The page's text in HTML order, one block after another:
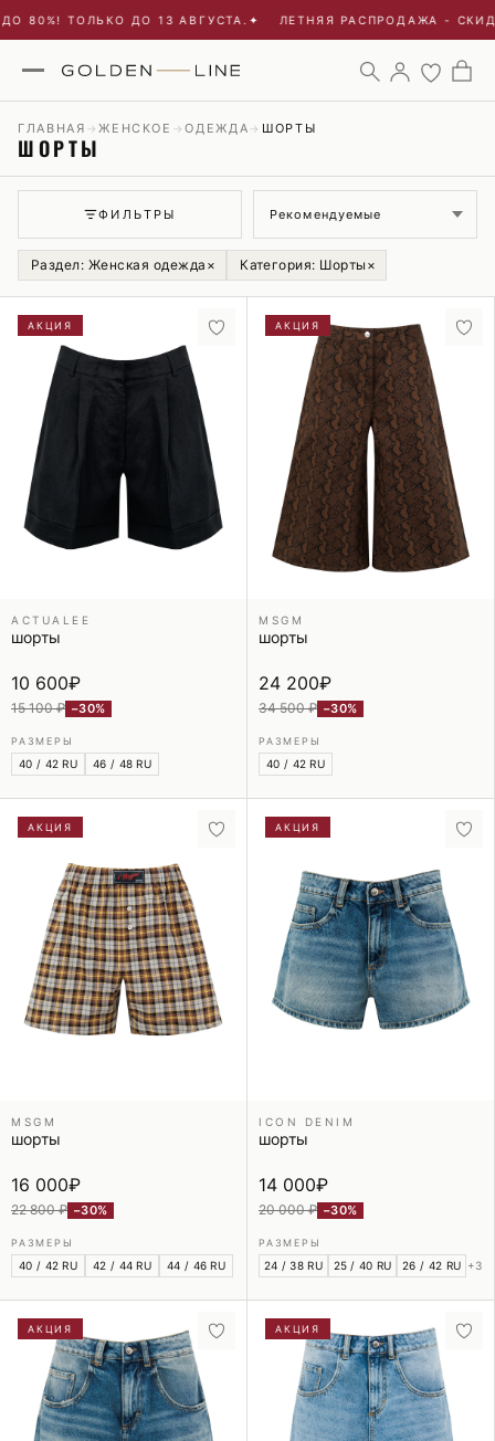
ТОЛЬКО ДО 13 АВГУСТА.✦ ЛЕТНЯЯ РАСПРОДАЖА - СКИДКИ
ГЛАВНАЯ →ЖЕНСКОЕ →ОДЕЖДА → ШОРТЫ
ШОРТЫ
ФИЛЬТРЫ
Раздел: Женская одежда × Категория: Шорты ×
АКЦИЯ
ACTUALEE
шорты
10 600₽
15 100 ₽ −30%
РАЗМЕРЫ
40 / 42 RU 46 / 48 RU
АКЦИЯ
MSGM
шорты
24 200₽
34 500 ₽ −30%
РАЗМЕРЫ
40 / 42 RU
АКЦИЯ
MSGM
шорты
16 000₽
22 800 ₽ −30%
РАЗМЕРЫ
40 / 42 RU 42 / 44 RU 44 / 46 RU
АКЦИЯ
ICON DENIM
шорты
14 000₽
20 000 ₽ −30%
РАЗМЕРЫ
24 / 38 RU 25 / 40 RU 26 / 42 RU +3
АКЦИЯ АКЦИЯ